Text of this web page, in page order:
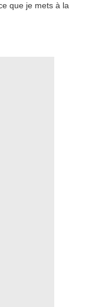
que je mets à la